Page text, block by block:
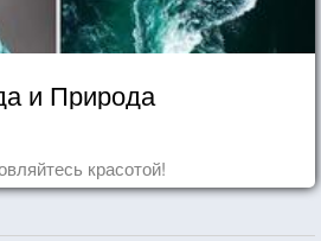
и Природа
красотой!